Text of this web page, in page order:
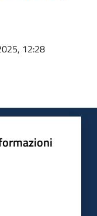
12:28